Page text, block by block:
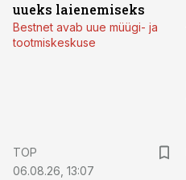
uueks laienemiseks
Bestnet avab uue müügi- ja
tootmiskeskuse
TOP
06.08.26, 13:07